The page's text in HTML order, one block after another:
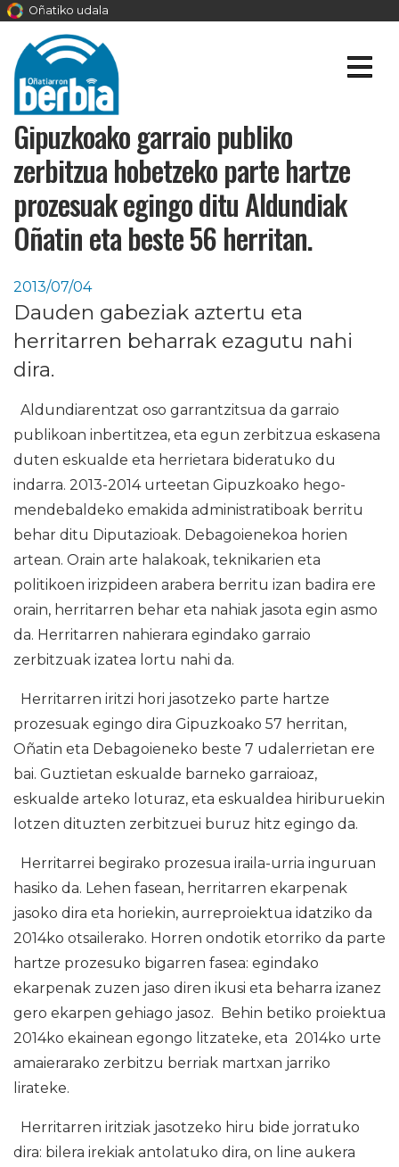
Oñatiko udala
Gipuzkoako garraio publiko
zerbitzua hobetzeko parte hartze
prozesuak egingo ditu Aldundiak
Oñatin eta beste 56 herritan.
2013/07/04
Dauden gabeziak aztertu eta
herritarren beharrak ezagutu nahi
dira.
Aldundiarentzat oso garrantzitsua da garraio
publikoan inbertitzea, eta egun zerbitzua eskasena
duten eskualde eta herrietara bideratuko du
indarra. 2013-2014 urteetan Gipuzkoako hego-
mendebaldeko emakida administratiboak berritu
behar ditu Diputazioak. Debagoienekoa horien
artean. Orain arte halakoak, teknikarien eta
politikoen irizpideen arabera berritu izan badira ere
orain, herritarren behar eta nahiak jasota egin asmo
da. Herritarren nahierara egindako garraio
zerbitzuak izatea lortu nahi da.
Herritarren iritzi hori jasotzeko parte hartze
prozesuak egingo dira Gipuzkoako 57 herritan,
Oñatin eta Debagoieneko beste 7 udalerrietan ere
bai. Guztietan eskualde barneko garraioaz,
eskualde arteko loturaz, eta eskualdea hiriburuekin
lotzen dituzten zerbitzuei buruz hitz egingo da.
Herritarrei begirako prozesua iraila-urria inguruan
hasiko da. Lehen fasean, herritarren ekarpenak
jasoko dira eta horiekin, aurreproiektua idatziko da
2014ko otsailerako. Horren ondotik etorriko da parte
hartze prozesuko bigarren fasea: egindako
ekarpenak zuzen jaso diren ikusi eta beharra izanez
gero ekarpen gehiago jasoz. Behin betiko proiektua
2014ko ekainean egongo litzateke, eta 2014ko urte
amaierarako zerbitzu berriak martxan jarriko
lirateke.
Herritarren iritziak jasotzeko hiru bide jorratuko
dira: bilera irekiak antolatuko dira, on line aukera